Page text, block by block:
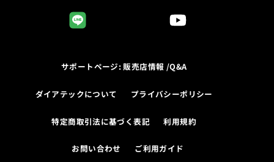
サポートページ: 販売店情報 /Q&A
ダイアテックについて プライバシーポリシー
特定商取引法に基づく表記 利用規約
お問い合わせ ご利用ガイド